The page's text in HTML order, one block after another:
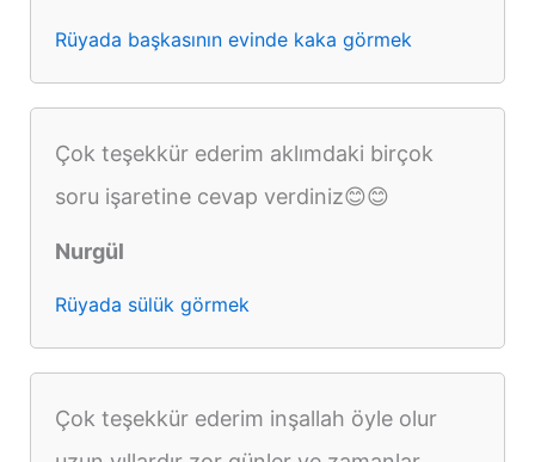
Rüyada başkasının evinde kaka görmek
Çok teşekkür ederim aklımdaki birçok
soru işaretine cevap verdiniz😊😊
Nurgül
Rüyada sülük görmek
Çok teşekkür ederim inşallah öyle olur